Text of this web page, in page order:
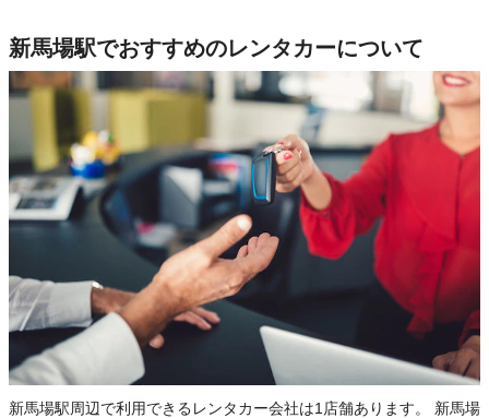
新馬場駅でおすすめのレンタカーについて
新馬場駅周辺で利用できるレンタカー会社は1店舗あります。 新馬場